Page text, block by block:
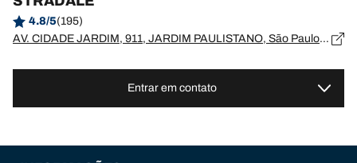
4.8/5(195)
AV. CIDADE JARDIM, 911, JARDIM PAULISTANO, São Paulo, SÃO PAULO - 14530-000
Entrar em contato